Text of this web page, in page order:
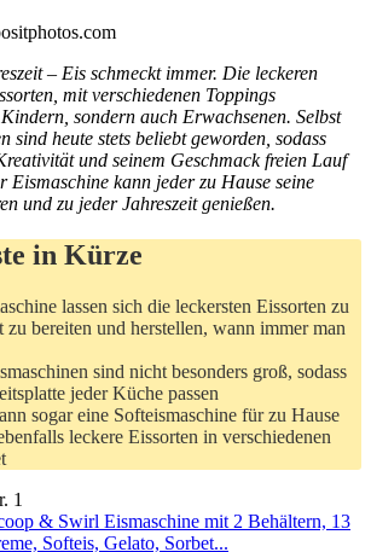
– Eis schmeckt immer. Die leckeren
mit verschiedenen Toppings
sondern auch Erwachsenen. Selbst
sind heute stets beliebt geworden, sodass
und seinem Geschmack freien Lauf
Eismaschine kann jeder zu Hause seine
und zu jeder Jahreszeit genießen.
in Kürze
lassen sich die leckersten Eissorten zu
zu bereiten und herstellen, wann immer man
sind nicht besonders groß, sodass
jeder Küche passen
sogar eine Softeismaschine für zu Hause
leckere Eissorten in verschiedenen
1